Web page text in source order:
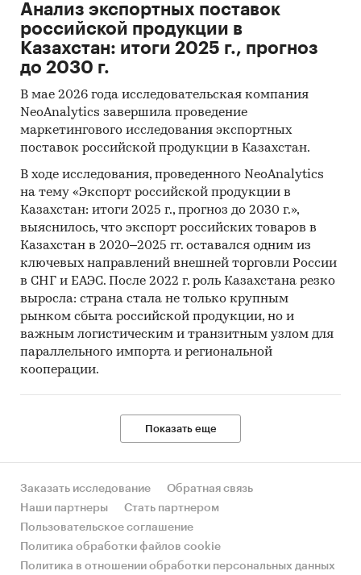
Анализ экспортных поставок
российской продукции в
Казахстан: итоги 2025 г., прогноз
до 2030 г.
В мае 2026 года исследовательская компания
NeoAnalytics завершила проведение
маркетингового исследования экспортных
поставок российской продукции в Казахстан.
В ходе исследования, проведенного NeoAnalytics
на тему «Экспорт российской продукции в
Казахстан: итоги 2025 г., прогноз до 2030 г.»,
выяснилось, что экспорт российских товаров в
Казахстан в 2020–2025 гг. оставался одним из
ключевых направлений внешней торговли России
в СНГ и ЕАЭС. После 2022 г. роль Казахстана резко
выросла: страна стала не только крупным
рынком сбыта российской продукции, но и
важным логистическим и транзитным узлом для
параллельного импорта и региональной
кооперации.
Показать еще
Заказать исследование
Обратная связь
Наши партнеры
Стать партнером
Пользовательское соглашение
Политика обработки файлов cookie
Политика в отношении обработки персональных данных